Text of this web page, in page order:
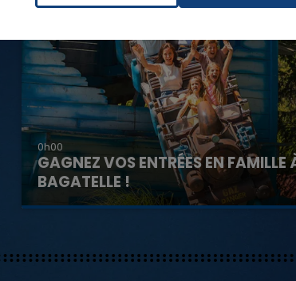
0h00
GAGNEZ VOS ENTRÉES EN FAMILLE
BAGATELLE !